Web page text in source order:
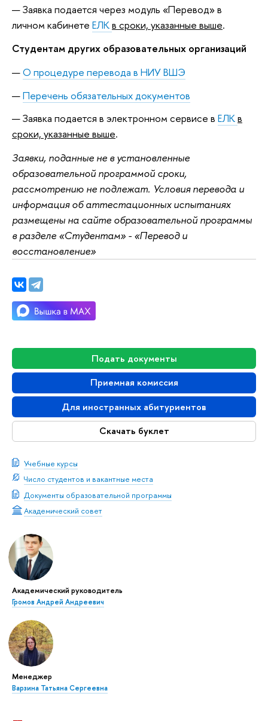
Подать документы
Приемная комиссия
Для иностранных абитуриентов
Скачать буклет
Учебные курсы
Число студентов и вакантные места
Документы образовательной программы
Академический совет
Академический руководитель
Громов Андрей Андреевич
Менеджер
Варзина Татьяна Сергеевна
Заявка подается через модуль «Перевод» в
личном кабинете ЕЛКв сроки, указанные выше.
Студентам других образовательных организаций
О процедуре перевода в НИУ ВШЭ
Перечень обязательных документов
Заявка подается в электронном сервисе в ЕЛКв
сроки, указанные выше.
Заявки, поданные не в установленные
образовательной программой сроки,
рассмотрению не подлежат. Условия перевода и
информация об аттестационных испытаниях
размещены на сайте образовательной программы
в разделе «Студентам» - «Перевод и
восстановление»